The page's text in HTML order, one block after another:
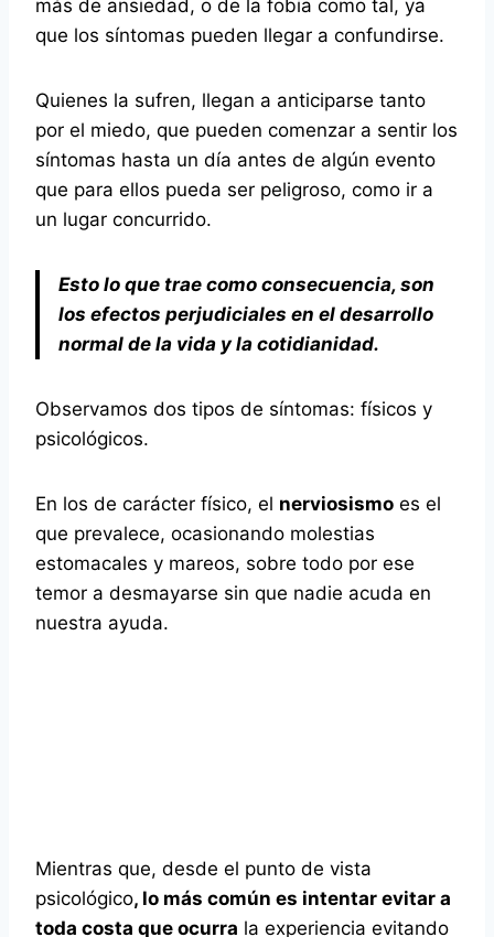
más de ansiedad, o de la fobia como tal, ya
que los síntomas pueden llegar a confundirse.
Quienes la sufren, llegan a anticiparse tanto
por el miedo, que pueden comenzar a sentir los
síntomas hasta un día antes de algún evento
que para ellos pueda ser peligroso, como ir a
un lugar concurrido.
Esto lo que trae como consecuencia, son
los efectos perjudiciales en el desarrollo
normal de la vida y la cotidianidad.
Observamos dos tipos de síntomas: físicos y
psicológicos.
En los de carácter físico, el nerviosismo es el
que prevalece, ocasionando molestias
estomacales y mareos, sobre todo por ese
temor a desmayarse sin que nadie acuda en
nuestra ayuda.
Mientras que, desde el punto de vista
psicológico, lo más común es intentar evitar a
toda costa que ocurra la experiencia evitando